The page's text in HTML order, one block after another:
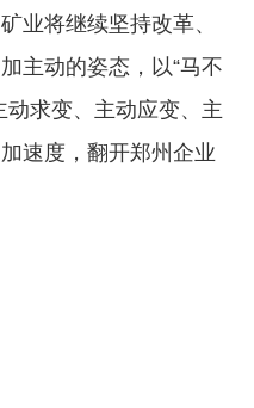
业将继续坚持改革、
主动的姿态，以“马不
动求变、主动应变、主
速度，翻开郑州企业